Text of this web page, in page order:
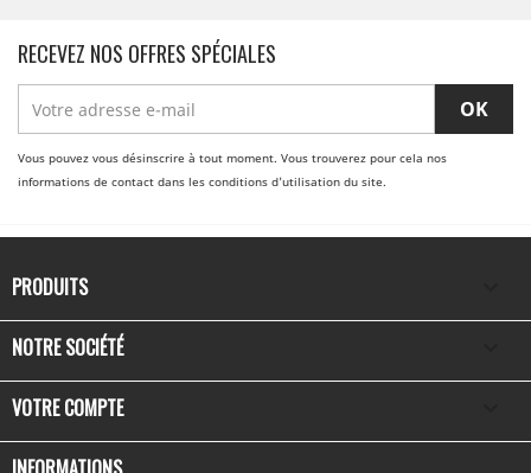
RECEVEZ NOS OFFRES SPÉCIALES
Vous pouvez vous désinscrire à tout moment. Vous trouverez pour cela nos
informations de contact dans les conditions d'utilisation du site.
PRODUITS
NOTRE SOCIÉTÉ
VOTRE COMPTE